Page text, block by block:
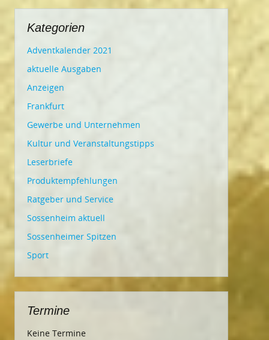
Kategorien
Adventkalender 2021
aktuelle Ausgaben
Anzeigen
Frankfurt
Gewerbe und Unternehmen
Kultur und Veranstaltungstipps
Leserbriefe
Produktempfehlungen
Ratgeber und Service
Sossenheim aktuell
Sossenheimer Spitzen
Sport
Termine
Keine Termine